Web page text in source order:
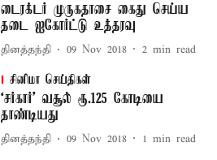
டைரக்டர் முருகதாசை கைது செய்ய
தடை ஐகோர்ட்டு உத்தரவு
தினத்தந்தி 09 Nov 2018 2 min read
சினிமா செய்திகள்
‘சர்கார்’ வசூல் ரூ.125 கோடியை
தாண்டியது
தினத்தந்தி 09 Nov 2018 1 min read